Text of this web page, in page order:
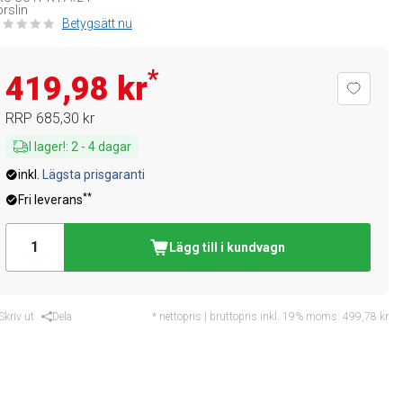
Betygsätt nu
419,98 kr*
RRP 685,30 kr
I lager!: 2 - 4dagar
inkl.
Lägsta prisgaranti
Fri leverans**
Lägg till i kundvagn
ut Dela * nettopris | bruttopris inkl. 19% moms: 499,78 kr